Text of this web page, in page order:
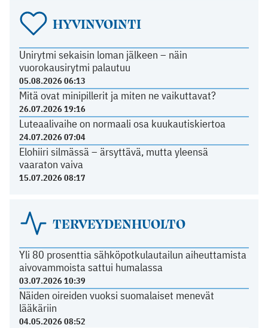
HYVINVOINTI
Unirytmi sekaisin loman jälkeen – näin
vuorokausirytmi palautuu
05.08.2026 06:13
Mitä ovat minipillerit ja miten ne vaikuttavat?
26.07.2026 19:16
Luteaalivaihe on normaali osa kuukautiskiertoa
24.07.2026 07:04
Elohiiri silmässä – ärsyttävä, mutta yleensä
vaaraton vaiva
15.07.2026 08:17
TERVEYDENHUOLTO
Yli 80 prosenttia sähköpotkulautailun aiheuttamista
aivovammoista sattui humalassa
03.07.2026 10:39
Näiden oireiden vuoksi suomalaiset menevät
lääkäriin
04.05.2026 08:52